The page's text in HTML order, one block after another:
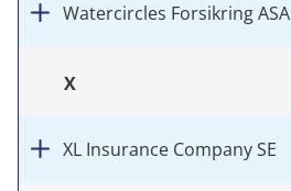
Watercircles Forsikring ASA
X
XL Insurance Company SE